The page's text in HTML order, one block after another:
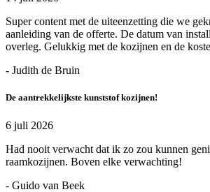
Super content met de uiteenzetting die we
aanleiding van de offerte. De datum van
overleg. Gelukkig met de kozijnen en de
- Judith de Bruin
De aantrekkelijkste kunststof kozijnen!
6 juli 2026
Had nooit verwacht dat ik zo zou kunnen
raamkozijnen. Boven elke verwachting!
- Guido van Beek